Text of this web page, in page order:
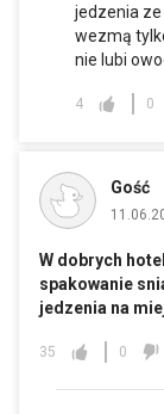
jedzenia
wezmą
nie lubi
4 0
Gość
W dobrych
spakowanie
jedzenia na
35 0